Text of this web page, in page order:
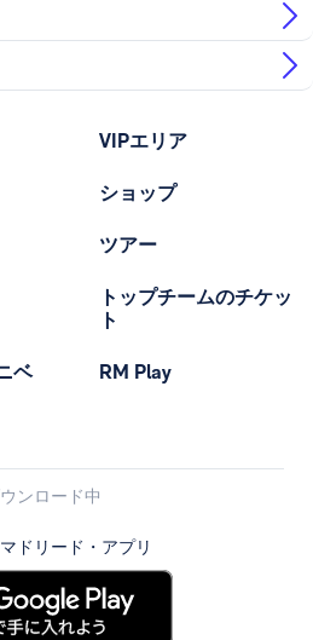
ベ
VIPエリア
ショップ
ツアー
トップチームのチケッ
ト
RM Play
ンロード中
ドリード・アプリ